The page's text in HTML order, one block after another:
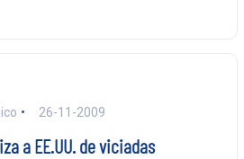
26-11-2009
a EE.UU. de viciadas